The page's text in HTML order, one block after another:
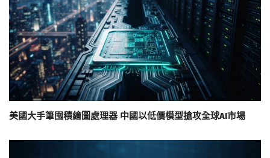
美國大手筆囤積繪圖處理器 中國以低價模型搶攻全球AI市場